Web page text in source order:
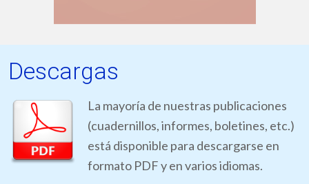
Descargas
La mayoría de nuestras publicaciones
(cuadernillos, informes, boletines, etc.)
está disponible para descargarse en
formato PDF y en varios idiomas.